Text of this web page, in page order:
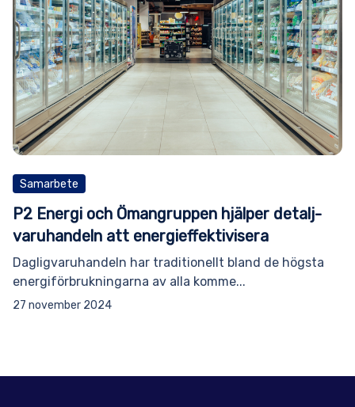
Samarbete
P2 Energi och Ömangruppen hjälper detalj­
varuhandeln att energi­effektivisera­
Dagligvaruhandeln har traditionellt bland de högsta
energiförbrukningarna av alla komme...
27 november 2024